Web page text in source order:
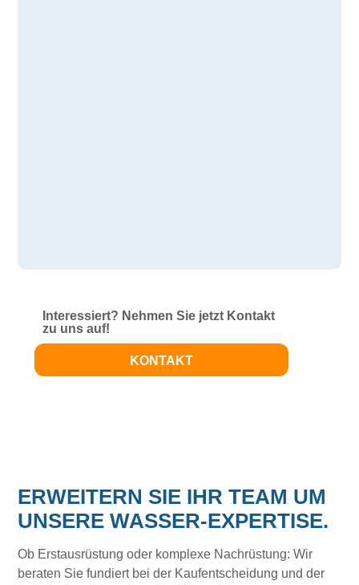
Interessiert? Nehmen Sie jetzt Kontakt
zu uns auf!
KONTAKT
ERWEITERN SIE IHR TEAM UM
UNSERE WASSER-EXPERTISE.
Ob Erstausrüstung oder komplexe Nachrüstung: Wir
beraten Sie fundiert bei der Kaufentscheidung und der